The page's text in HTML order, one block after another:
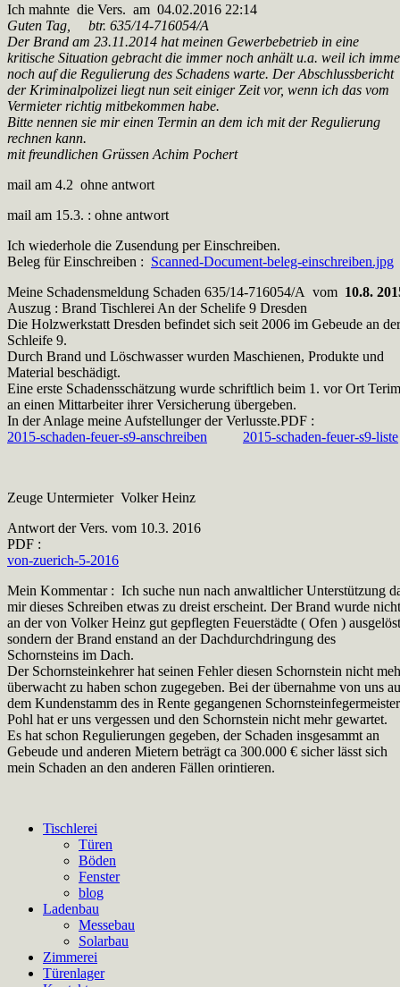
Ich mahnte die Vers. am 04.02.2016 22:14
Guten Tag, btr. 635/14-716054/A
Der Brand am 23.11.2014 hat meinen Gewerbebetrieb in eine
kritische Situation gebracht die immer noch anhält u.a. weil ich
noch auf die Regulierung des Schadens warte. Der Abschlussbericht
der Kriminalpolizei liegt nun seit einiger Zeit vor, wenn ich das vom
Vermieter richtig mitbekommen habe.
Bitte nennen sie mir einen Termin an dem ich mit der Regulierung
rechnen kann.
mit freundlichen Grüssen Achim Pochert
mail am 4.2 ohne antwort
mail am 15.3. : ohne antwort
Ich wiederhole die Zusendung per Einschreiben.
Beleg für Einschreiben : Scanned-Document-beleg-einschreiben.jpg
Meine Schadensmeldung Schaden 635/14-716054/A vom 10.8.
Auszug : Brand Tischlerei An der Schelife 9 Dresden
Die Holzwerkstatt Dresden befindet sich seit 2006 im Gebeude an der
Schleife 9.
Durch Brand und Löschwasser wurden Maschienen, Produkte und
Material beschädigt.
Eine erste Schadensschätzung wurde schriftlich beim 1. vor Ort Terim
an einen Mittarbeiter ihrer Versicherung übergeben.
In der Anlage meine Aufstellunger der Verlusste.PDF :
2015-schaden-feuer-s9-anschreiben
2015-schaden-feuer-s9-liste
Zeuge Untermieter Volker Heinz
Antwort der Vers. vom 10.3. 2016
PDF :
von-zuerich-5-2016
Mein Kommentar : Ich suche nun nach anwaltlicher Unterstützung
mir dieses Schreiben etwas zu dreist erscheint. Der Brand wurde nicht
an der von Volker Heinz gut gepflegten Feuerstädte ( Ofen ) ausgelöst
sondern der Brand enstand an der Dachdurchdringung des
Schornsteins im Dach.
Der Schornsteinkehrer hat seinen Fehler diesen Schornstein nicht
überwacht zu haben schon zugegeben. Bei der übernahme von uns
dem Kundenstamm des in Rente gegangenen
Pohl hat er uns vergessen und den Schornstein nicht mehr gewartet.
Es hat schon Regulierungen gegeben, der Schaden insgesammt an
Gebeude und anderen Mietern beträgt ca 300.000 € sicher lässt sich
mein Schaden an den anderen Fällen orintieren.
Tischlerei
Türen
Böden
Fenster
blog
Ladenbau
Messebau
Solarbau
Zimmerei
Türenlager